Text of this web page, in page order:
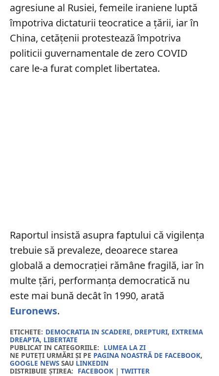
agresiune al Rusiei, femeile iraniene luptă
împotriva dictaturii teocratice a țării, iar în
China, cetățenii protestează împotriva
politicii guvernamentale de zero COVID
care le-a furat complet libertatea.
Raportul insistă asupra faptului că vigilența
trebuie să prevaleze, deoarece starea
globală a democrației rămâne fragilă, iar în
multe țări, performanța democratică nu
este mai bună decât în 1990, arată
Euronews.
ETICHETE: DEMOCRATIA IN SCADERE, DREPTURI, EXTREMA
DREAPTA, LIBERTATE
PUBLICAT IN CATEGORIILE: LUMEA LA ZI
NE PUTEȚI URMĂRI ȘI PE PAGINA NOASTRĂ DE FACEBOOK,
GOOGLE NEWSSAU LINKEDIN
DISTRIBUIE ȘTIREA: FACEBOOK| TWITTER